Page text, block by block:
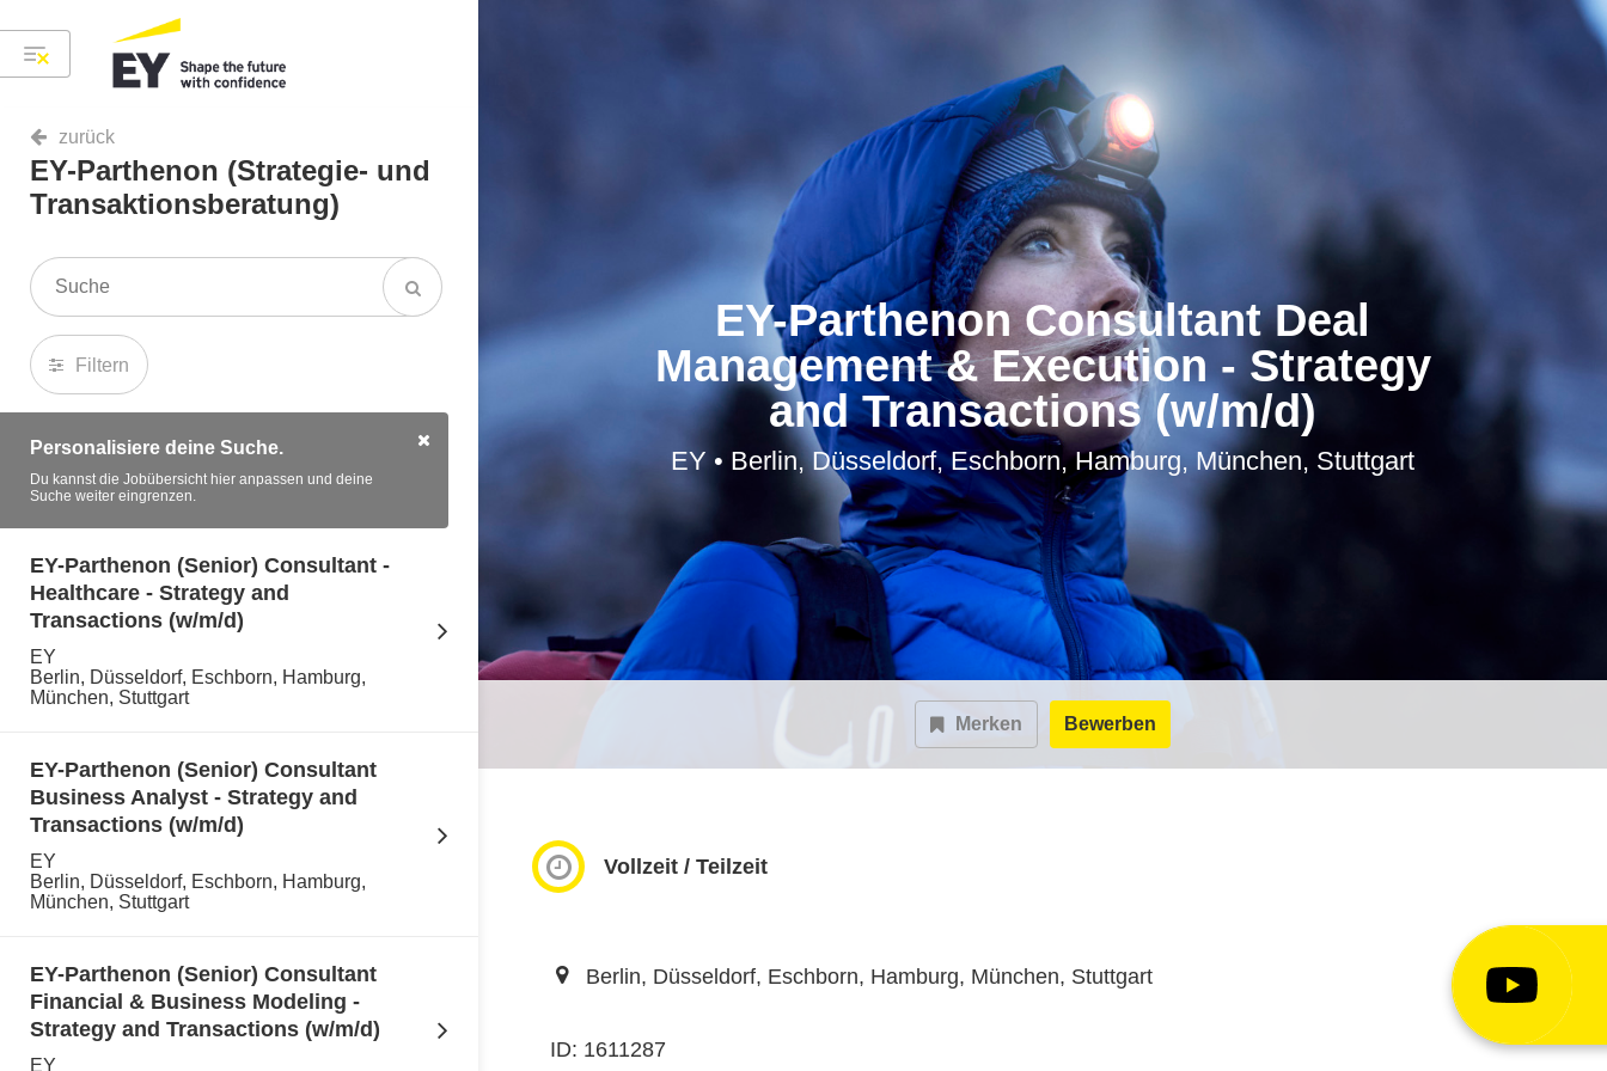
zurück
EY-Parthenon (Strategie- und
Transaktionsberatung)
Filtern
Personalisiere deine Suche.
Du kannst die Jobübersicht hier anpassen und deine
Suche weiter eingrenzen.
EY-Parthenon (Senior) Consultant -
Healthcare - Strategy and
Transactions (w/m/d)
EY
Berlin, Düsseldorf, Eschborn, Hamburg,
München, Stuttgart
EY-Parthenon (Senior) Consultant
Business Analyst - Strategy and
Transactions (w/m/d)
EY
Berlin, Düsseldorf, Eschborn, Hamburg,
München, Stuttgart
EY-Parthenon (Senior) Consultant
Financial & Business Modeling -
Strategy and Transactions (w/m/d)
EY
EY-Parthenon Consultant Deal
Management & Execution - Strategy
and Transactions (w/m/d)
EY • Berlin, Düsseldorf, Eschborn, Hamburg, München, Stuttgart
Merken Bewerben
Vollzeit / Teilzeit
Berlin, Düsseldorf, Eschborn, Hamburg, München, Stuttgart
ID: 1611287